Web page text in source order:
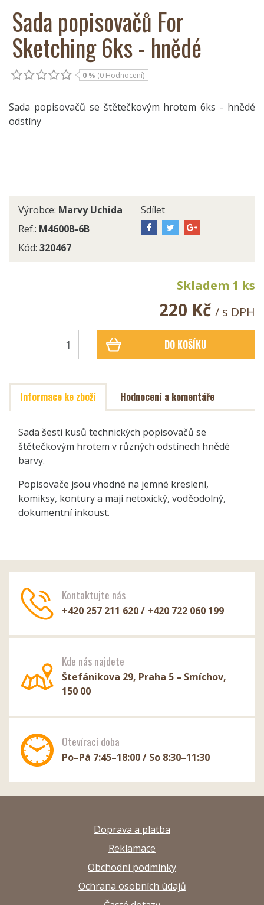
Sada popisovačů For
Sketching 6ks - hnědé
0 % (0 Hodnocení)
Sada popisovačů se štětečkovým hrotem 6ks - hnědé
odstíny
Výrobce: Marvy Uchida
Ref.: M4600B-6B
Kód: 320467
Sdílet
Skladem 1 ks
220 Kč / s DPH
DO KOŠÍKU
Informace ke zboží Hodnocení a komentáře
Sada šesti kusů technických popisovačů se
štětečkovým hrotem v různých odstínech hnědé
barvy.
Popisovače jsou vhodné na jemné kreslení,
komiksy, kontury a mají netoxický, voděodolný,
dokumentní inkoust.
Kontaktujte nás
+420 257 211 620 / +420 722 060 199
Kde nás najdete
Štefánikova 29, Praha 5 – Smíchov,
150 00
Otevírací doba
Po–Pá 7:45–18:00 / So 8:30–11:30
Doprava a platba
Reklamace
Obchodní podmínky
Ochrana osobních údajů